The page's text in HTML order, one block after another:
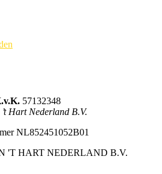
57132348
Hart Nederland B.V.
NL852451052B01
'T HART NEDERLAND B.V.